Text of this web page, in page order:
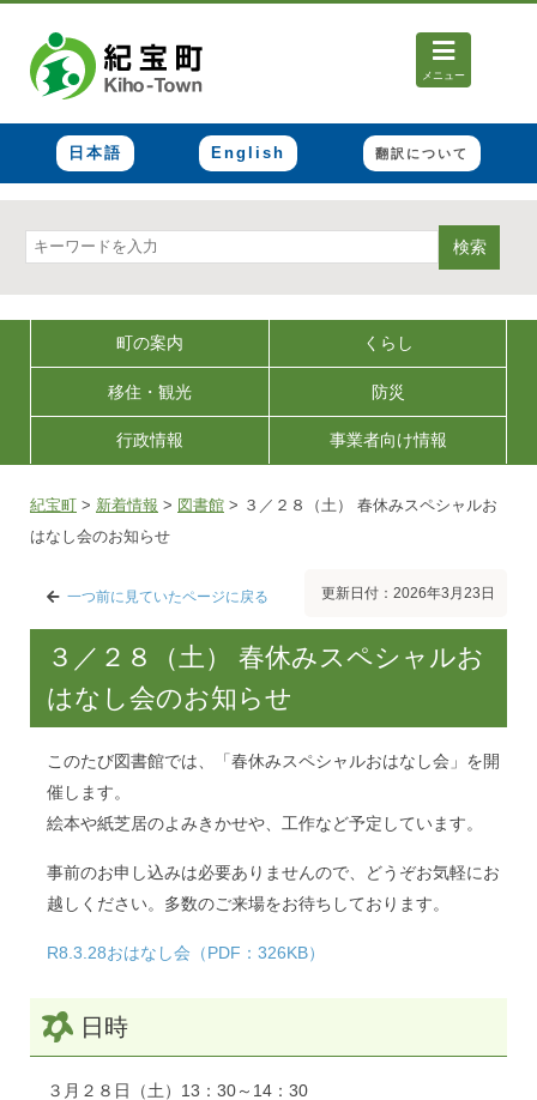
メニュー
日本語 English 翻訳について
検索
町の案内 くらし
移住・観光 防災
行政情報 事業者向け情報
紀宝町 > 新着情報 > 図書館 > ３／２８（土） 春休みスペシャルお
はなし会のお知らせ
一つ前に見ていたページに戻る 更新日付：2026年3月23日
３／２８（土） 春休みスペシャルお
はなし会のお知らせ
このたび図書館では、「春休みスペシャルおはなし会」を開
催します。
絵本や紙芝居のよみきかせや、工作など予定しています。
事前のお申し込みは必要ありませんので、どうぞお気軽にお
越しください。多数のご来場をお待ちしております。
R8.3.28おはなし会（PDF：326KB）
日時
３月２８日（土）13：30～14：30